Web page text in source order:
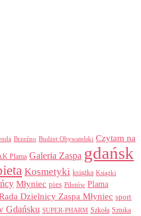
Brzeźno Budżet Obywatelski Czytam na
Plama Galeria Zaspa gdańsk
Kosmetyki książka Książki
Młyniec pies Pilotów Plama
Dzielnicy Zaspa Młyniec sport
Gdańsku SUPER-PHARM Szkoła Sztuka